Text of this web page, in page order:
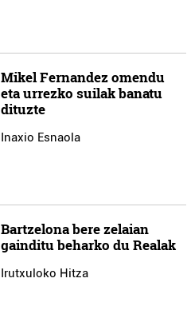
Mikel Fernandez omendu
eta urrezko suilak banatu
dituzte
Inaxio Esnaola
Bartzelona bere zelaian
gainditu beharko du Realak
Irutxuloko Hitza